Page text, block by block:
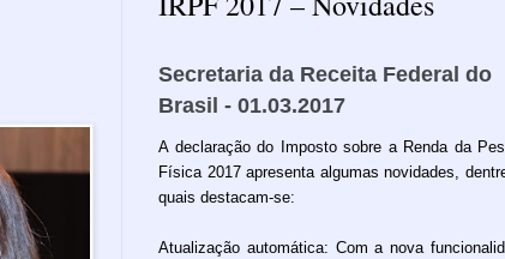
Secretaria da Receita Federal do
Brasil - 01.03.2017
A declaração do Imposto sobre a Renda da
Física 2017 apresenta algumas novidades,
quais destacam-se:
Atualização automática: Com a nova